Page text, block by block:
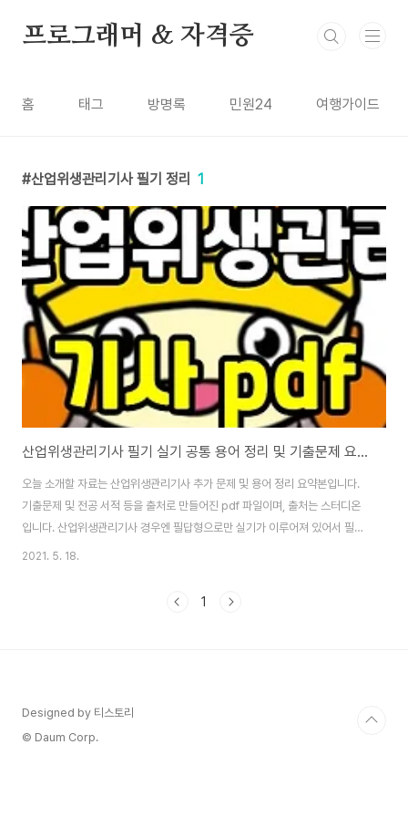
프로그래머 & 자격증
홈 태그 방명록 민원24 여행가이드
산업위생관리기사 필기 정리 1
산업위생관리기사 필기 실기 공통 용어 정리 및 기출문제 요약 pdf
오늘 소개할 자료는 산업위생관리기사 추가 문제 및 용어 정리 요약본입니다.
기출문제 및 전공 서적 등을 출처로 만들어진 pdf 파일이며, 출처는 스터디온
입니다. 산업위생관리기사 경우엔 필답형으로만 실기가 이루어져 있어서 필기
를 철저하게 공부하는 게 중요하다고 생각해요. 다운로드할 수 있는 pdf 파일
산 바로 아래에 산업위생관리기사 pdf 파일입니다. 추가 문제 및 용어 정리 파
2021. 5. 18.
1
Designed by 티스토리
© Daum Corp.